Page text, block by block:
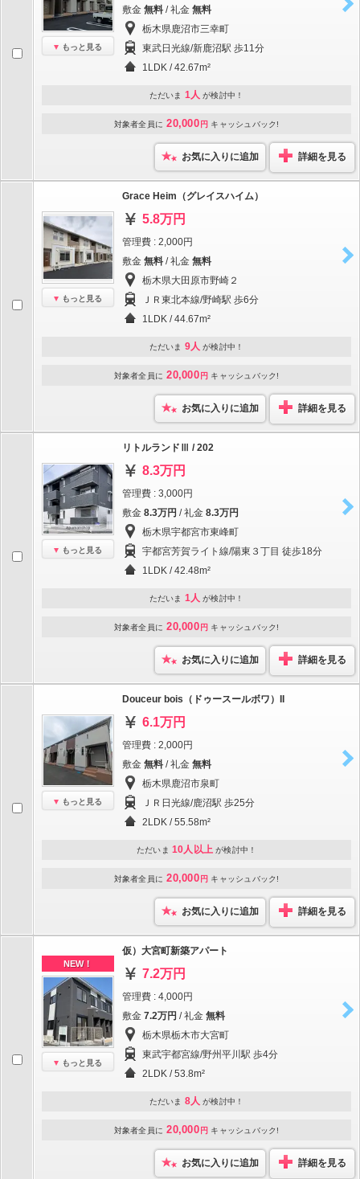
もっと見る
敷金 無料 / 礼金 無料
栃木県鹿沼市三幸町
東武日光線/新鹿沼駅 歩11分
1LDK / 42.67m²
ただいま 1人 が検討中！
対象者全員に 20,000 円 キャッシュバック!
お気に入りに追加 詳細を見る
もっと見る
Grace Heim（グレイスハイム）
5.8万円
管理費 : 2,000円
敷金 無料 / 礼金 無料
栃木県大田原市野崎２
ＪＲ東北本線/野崎駅 歩6分
1LDK / 44.67m²
ただいま 9人 が検討中！
対象者全員に 20,000 円 キャッシュバック!
お気に入りに追加 詳細を見る
もっと見る
リトルランドⅢ / 202
8.3万円
管理費 : 3,000円
敷金 8.3万円 / 礼金 8.3万円
栃木県宇都宮市東峰町
宇都宮芳賀ライト線/陽東３丁目 徒歩18分
1LDK / 42.48m²
ただいま 1人 が検討中！
対象者全員に 20,000 円 キャッシュバック!
お気に入りに追加 詳細を見る
もっと見る
Douceur bois（ドゥースールボワ）II
6.1万円
管理費 : 2,000円
敷金 無料 / 礼金 無料
栃木県鹿沼市泉町
ＪＲ日光線/鹿沼駅 歩25分
2LDK / 55.58m²
ただいま 10人以上 が検討中！
対象者全員に 20,000 円 キャッシュバック!
お気に入りに追加 詳細を見る
NEW！
もっと見る
仮）大宮町新築アパート
7.2万円
管理費 : 4,000円
敷金 7.2万円 / 礼金 無料
栃木県栃木市大宮町
東武宇都宮線/野州平川駅 歩4分
2LDK / 53.8m²
ただいま 8人 が検討中！
対象者全員に 20,000 円 キャッシュバック!
お気に入りに追加 詳細を見る